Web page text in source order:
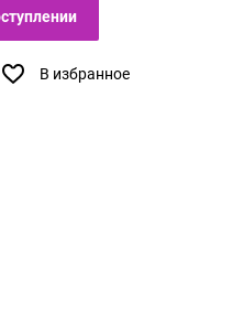
В избранное